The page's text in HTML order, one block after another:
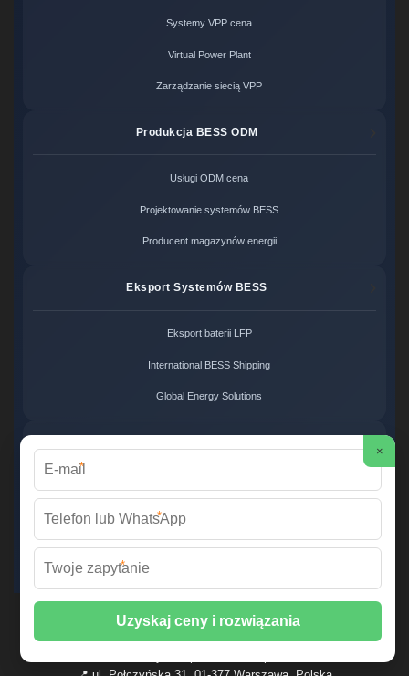
Systemy VPP cena
Virtual Power Plant
Zarządzanie siecią VPP
Produkcja BESS ODM
Usługi ODM cena
Projektowanie systemów BESS
Producent magazynów energii
Eksport Systemów BESS
Eksport baterii LFP
International BESS Shipping
Global Energy Solutions
Systemy bezemisyjne cena
Zero Carbon Energy
Ekologiczne rozwiązania OZE
Wirtualna Elektrownia Polska ©2026 Wszelkie prawa zastrzeżone. |
Mapa strony
📞 +48 22 378 45 12 | ✉️info@fabrykawspomnien.waw.pl| 🌐
×
*
*
*